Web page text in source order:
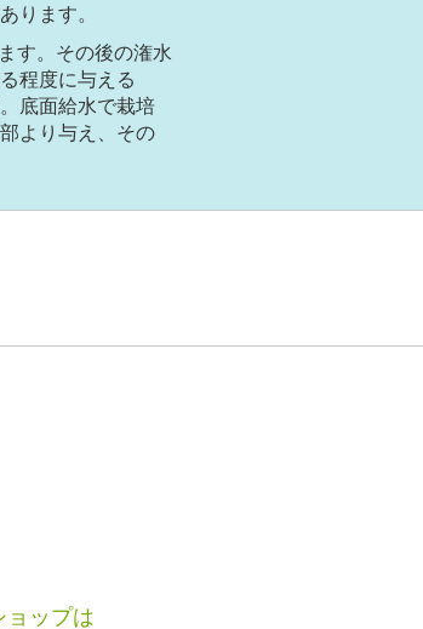
ります。
す。その後の潅水
程度に与える
底面給水で栽培
より与え、その
ョップは